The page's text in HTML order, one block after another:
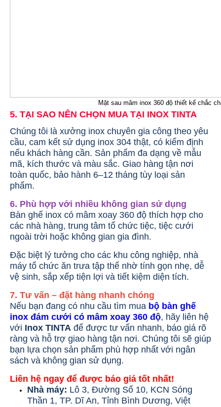
Mặt sau mâm inox 360 độ thiết kế chắc
5. TẠI SAO NÊN CHỌN MUA TẠI INOX TINTA
Chúng tôi là xưởng inox chuyên gia công theo yêu
cầu, cam kết sử dụng inox 304 thật, có kiểm định
nếu khách hàng cần. Sản phẩm đa dạng về mẫu
mã, kích thước và màu sắc. Giao hàng tận nơi
toàn quốc, bảo hành 6–12 tháng tùy loại sản
phẩm.
6. Phù hợp với nhiều không gian sử dụng
Bàn ghế inox có mâm xoay 360 độ thích hợp cho
các nhà hàng, trung tâm tổ chức tiệc, tiệc cưới
ngoài trời hoặc không gian gia đình.
Đặc biệt lý tưởng cho các khu công nghiệp, nhà
máy tổ chức ăn trưa tập thể nhờ tính gọn nhẹ, dễ
vệ sinh, sắp xếp tiện lợi và tiết kiệm diện tích.
7. Tư vấn – đặt hàng nhanh chóng
Nếu bạn đang có nhu cầu tìm mua bộ bàn ghế
inox đám cưới có mâm xoay 360 độ, hãy liên hệ
với Inox TINTA để được tư vấn nhanh, báo giá rõ
ràng và hỗ trợ giao hàng tận nơi. Chúng tôi sẽ giúp
bạn lựa chọn sản phẩm phù hợp nhất với ngân
sách và không gian sử dụng.
Liên hệ ngay để được báo giá tốt nhất!
Nhà máy: Lô 3, Đường Số 10, KCN Sóng
Thần 1, TP. Dĩ An, Tỉnh Bình Dương, Việt